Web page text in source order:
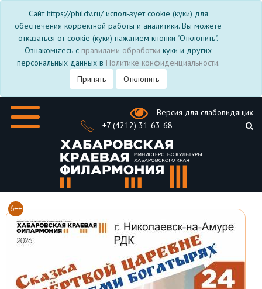
Сайт https://phildv.ru/ использует cookie (куки) для
обеспечения корректной работы и аналитики. Вы можете
отказаться от соокіе (куки) нажатием кнопки "Отклонить".
Ознакомьтесь с правилами обработки куки и других
персональных данных в Политике конфиденциальности.
Принять
Отклонить
Версия для слабовидящих
+7 (4212) 31-63-68
6++